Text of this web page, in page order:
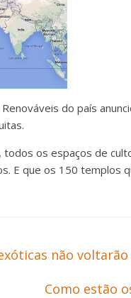
do país
os espaços de
E que os 150
não
Como estão